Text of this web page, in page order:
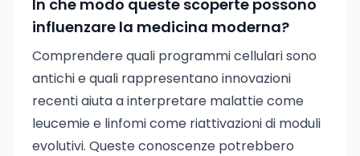
In che modo queste scoperte possono
influenzare la medicina moderna?
Comprendere quali programmi cellulari sono
antichi e quali rappresentano innovazioni
recenti aiuta a interpretare malattie come
leucemie e linfomi come riattivazioni di moduli
evolutivi. Queste conoscenze potrebbero